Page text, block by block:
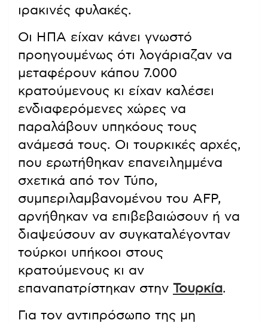
ιρακινές φυλακές.
Οι ΗΠΑ είχαν κάνει γνωστό
προηγουμένως ότι λογάριαζαν να
μεταφέρουν κάπου 7.000
κρατούμενους κι είχαν καλέσει
ενδιαφερόμενες χώρες να
παραλάβουν υπηκόους τους
ανάμεσά τους. Οι τουρκικές αρχές,
που ερωτήθηκαν επανειλημμένα
σχετικά από τον Τύπο,
συμπεριλαμβανομένου του AFP,
αρνήθηκαν να επιβεβαιώσουν ή να
διαψεύσουν αν συγκαταλέγονταν
τούρκοι υπήκοοι στους
κρατούμενους κι αν
επαναπατρίστηκαν στην Τουρκία.
Για τον αντιπρόσωπο της μη